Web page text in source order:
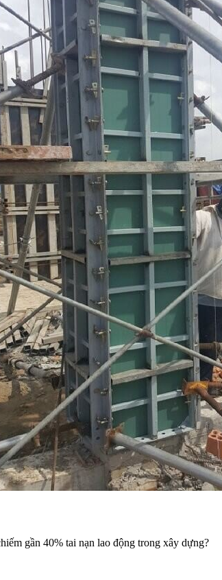
gần 40% tai nạn lao động trong xây dựng?